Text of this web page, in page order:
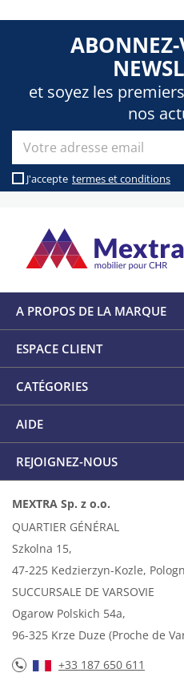
et soyez les
nos
J'accepte termes et conditions
A PROPOS DE LA MARQUE
ESPACE CLIENT
CATÉGORIES
AIDE
REJOIGNEZ-NOUS
MEXTRA Sp. z o.o.
QUARTIER GÉNÉRAL
Szkolna 15,
47-225 Kedzierzyn-Kozle,
SUCCURSALE DE VARSOVIE
Ogarow Polskich 54a,
96-325 Krze Duze (Proche de
+33 187 650 611